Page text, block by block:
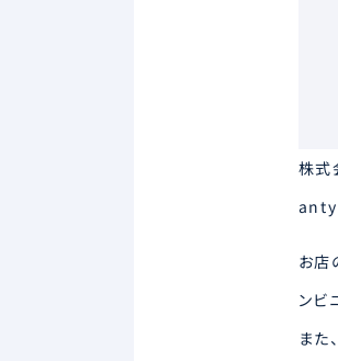
株式
お店
ンビ
また